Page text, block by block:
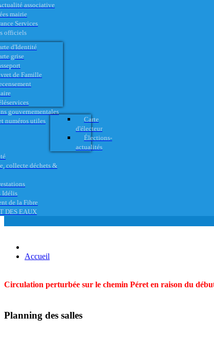
associative
mairie
Services
officiels
d'Identité
grise
de Famille
gouvernementales
numéros utiles
Carte
d'électeur
Élections-
actualités
collecte déchets &
Idélis
de la Fibre
DES EAUX
Accueil
Circulation perturbée sur le chemin Péret en raison du
Planning des salles